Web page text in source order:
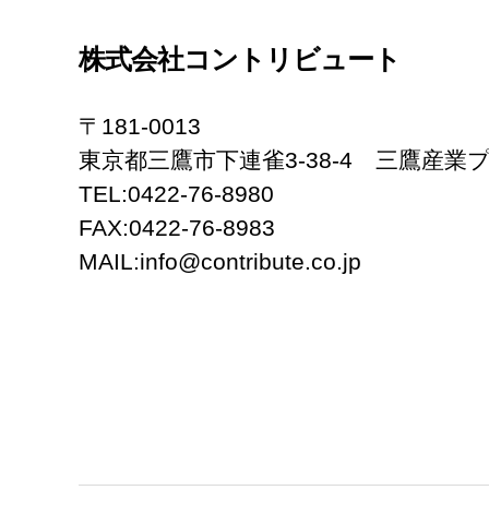
株式会社コントリビュート
〒181-0013
東京都三鷹市下連雀3-38-4 三鷹産業
TEL:0422-76-8980
FAX:0422-76-8983
MAIL:info@contribute.co.jp